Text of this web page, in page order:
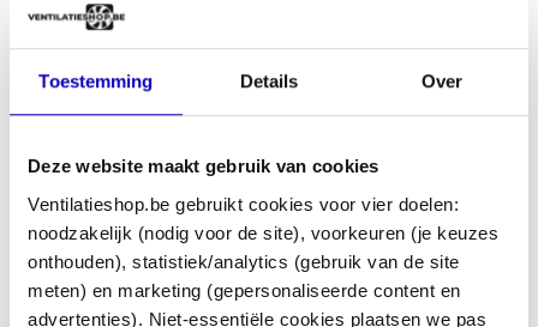
Toestemming Details Over
Deze website maakt gebruik van cookies
Ventilatieshop.be gebruikt cookies voor vier doelen:
noodzakelijk (nodig voor de site), voorkeuren (je keuzes
onthouden), statistiek/analytics (gebruik van de site
meten) en marketing (gepersonaliseerde content en
advertenties). Niet-essentiële cookies plaatsen we pas
Zeer duidelijke site. Makkelijk bestellen en
geleverd. Mist...
VandaagPodotherapie Serree, Duiven
Overzichtelijk ,mooi assortiment, en heel snel